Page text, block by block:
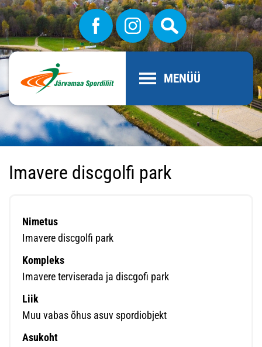
MENÜÜ
Imavere discgolfi park
Nimetus
Imavere discgolfi park
Kompleks
Imavere terviserada ja discgofi park
Liik
Muu vabas õhus asuv spordiobjekt
Asukoht